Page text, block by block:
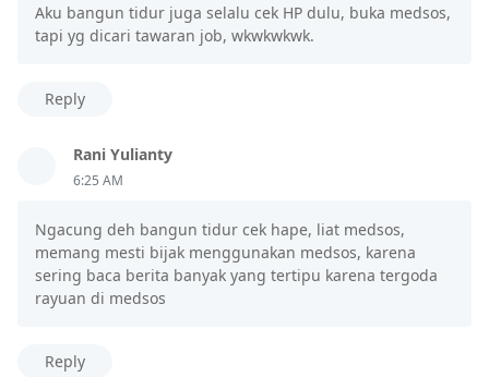
Aku bangun tidur juga selalu cek HP dulu, buka medsos,
tapi yg dicari tawaran job, wkwkwkwk.
Reply
Rani Yulianty
6:25 AM
Ngacung deh bangun tidur cek hape, liat medsos,
memang mesti bijak menggunakan medsos, karena
sering baca berita banyak yang tertipu karena tergoda
rayuan di medsos
Reply